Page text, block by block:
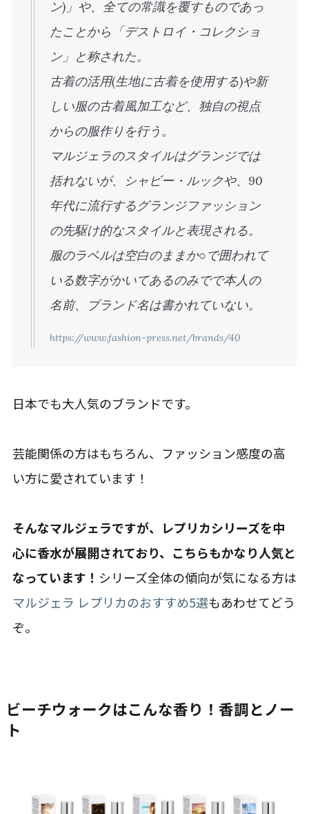
ン)」や、全ての常識を覆すものであっ
たことから「デストロイ・コレクショ
ン」と称された。
古着の活用(生地に古着を使用する)や新
しい服の古着風加工など、独自の視点
からの服作りを行う。
マルジェラのスタイルはグランジでは
括れないが、シャビー・ルックや、90
年代に流行するグランジファッション
の先駆け的なスタイルと表現される。
服のラベルは空白のままか○で囲われて
いる数字がかいてあるのみでで本人の
名前、ブランド名は書かれていない。
https://www.fashion-press.net/brands/40
日本でも大人気のブランドです。
芸能関係の方はもちろん、ファッション感度の高
い方に愛されています！
そんなマルジェラですが、レプリカシリーズを中
心に香水が展開されており、こちらもかなり人気と
なっています！ シリーズ全体の傾向が気になる方は
マルジェラ レプリカのおすすめ5選もあわせてどう
ぞ。
ビーチウォークはこんな香り！香調とノー
ト